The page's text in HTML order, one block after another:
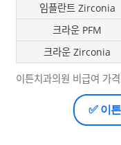
이튼치과의원 비급여 가
임플란트 Zirconia
크라운 PFM
크라운 Zirconia
✅ 이